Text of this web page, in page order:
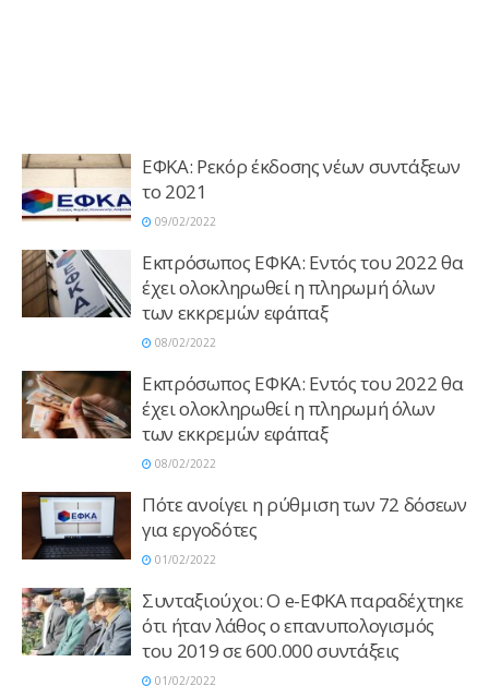
ΕΦΚΑ: Ρεκόρ έκδοσης νέων συντάξεων
το 2021
09/02/2022
Εκπρόσωπος ΕΦΚΑ: Εντός του 2022 θα
έχει ολοκληρωθεί η πληρωμή όλων
των εκκρεμών εφάπαξ
08/02/2022
Εκπρόσωπος ΕΦΚΑ: Εντός του 2022 θα
έχει ολοκληρωθεί η πληρωμή όλων
των εκκρεμών εφάπαξ
08/02/2022
Πότε ανοίγει η ρύθμιση των 72 δόσεων
για εργοδότες
01/02/2022
Συνταξιούχοι: Ο e-ΕΦΚΑ παραδέχτηκε
ότι ήταν λάθος ο επανυπολογισμός
του 2019 σε 600.000 συντάξεις
01/02/2022